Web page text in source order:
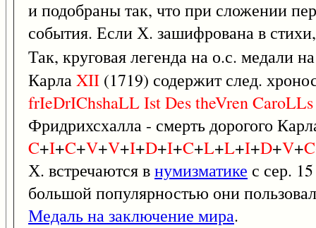
и подобраны так, что при сложении
события. Если Х. зашифрована в
Так, круговая легенда на о.с. медали
КарлаXII (1719) содержит след.
frIeDrIChshaLLIstDestheVrenCaroLLs
Фридрихсхалла - смерть дорогого
C+I+C+V+V+I+D+I+C+L+L+I+D+V+C
Х. встречаются внумизматике с сер.
большой популярностью они
Медаль на заключение мира.